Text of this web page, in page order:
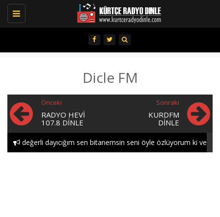
Toggle
navigation
Dicle FM
Önceki
RADYO HEVI
107.8 DINLE
Sonraki
KURDFM
DINLE
değerli dayıcığım sen bitanemsin seni öyle özlüyorum ki ve